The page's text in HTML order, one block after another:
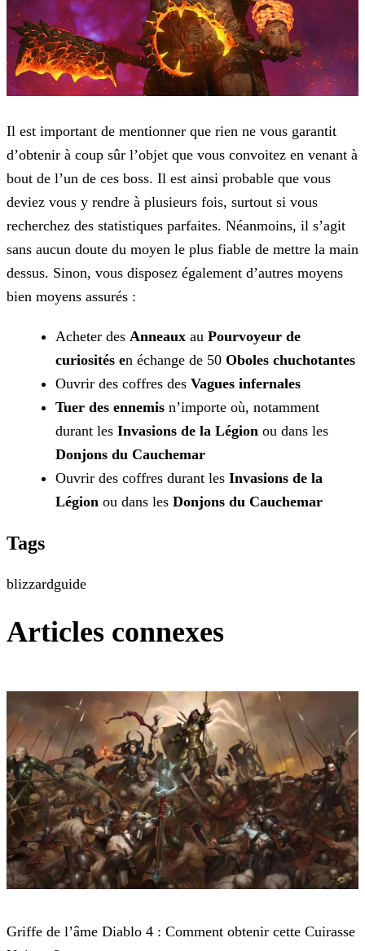
Il est important de mentionner que rien ne vous garantit
d’obtenir à coup sûr l’objet que vous convoitez en venant à
bout de l’un de ces boss. Il est ainsi probable que vous
deviez vous y rendre à plusieurs fois, surtout si vous
recherchez des statistiques parfaites. Néanmoins, il s’agit
sans aucun doute du moyen le plus fiable de mettre la main
dessus. Sinon, vous disposez également d’autres moyens
bien moyens assurés :
Acheter des Anneaux au Pourvoyeur de
curiosités en échange de 50 Oboles chuchotantes
Ouvrir des coffres des Vagues infernales
Tuer des ennemis n’importe où, notamment
durant les Invasions de la Légion ou dans les
Donjons du Cauchemar
Ouvrir des coffres durant les Invasions de la
Légion ou dans les Donjons du Cauchemar
Tags
blizzardguide
Articles connexes
Griffe de l’âme Diablo 4 : Comment obtenir cette Cuirasse